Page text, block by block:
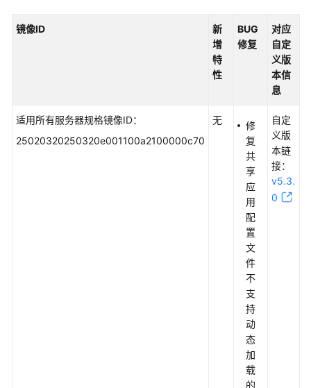
镜像ID
新
增
特
性
BUG
修复
对应
自定
义版
本信
息
适用所有服务器规格镜像ID：
25020320250320e001100a2100000c70
无
修
复
共
享
应
用
配
置
文
件
不
支
持
动
态
加
载
的
自定
义版
本链
接：
v5.3.
0